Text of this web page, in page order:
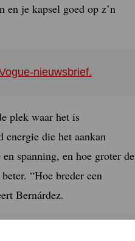
en je kapsel goed op z’n
nieuwsbrief.
plek waar het is
energie die het aankan
spanning, en hoe groter de
“Hoe breder een
Bernárdez.